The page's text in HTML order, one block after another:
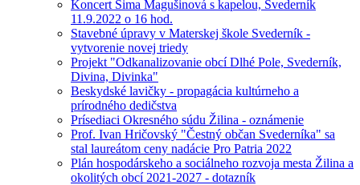
Koncert Sima Magušinová s kapelou, Svederník
11.9.2022 o 16 hod.
Stavebné úpravy v Materskej škole Svederník -
vytvorenie novej triedy
Projekt "Odkanalizovanie obcí Dlhé Pole, Svederník,
Divina, Divinka"
Beskydské lavičky - propagácia kultúrneho a
prírodného dedičstva
Prísediaci Okresného súdu Žilina - oznámenie
Prof. Ivan Hričovský "Čestný občan Svederníka" sa
stal laureátom ceny nadácie Pro Patria 2022
Plán hospodárskeho a sociálneho rozvoja mesta Žilina a
okolitých obcí 2021-2027 - dotazník